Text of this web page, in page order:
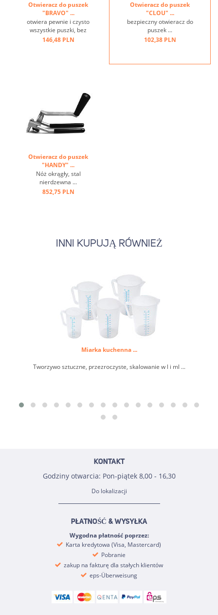
Otwieracz do puszek
"BRAVO" ...
otwiera pewnie i czysto
wszystkie puszki, bez
ostrych kantów ...
146,48 PLN
Otwieracz do puszek
"CLOU" ...
bezpieczny otwieracz do
puszek ...
102,38 PLN
Otwieracz do puszek
"HANDY" ...
Nóż okrągły, stal
nierdzewna ...
852,75 PLN
INNI KUPUJĄ RÓWNIEŻ
Miarka kuchenna ...
Tworzywo sztuczne, przezroczyste, skalowanie w l i ml ...
KONTAKT
Godziny otwarcia: Pon-piątek 8,00 - 16,30
Do lokalizacji
PŁATNOŚĆ & WYSYŁKA
Wygodna płatność poprzez:
Karta kredytowa (Visa, Mastercard)
Pobranie
zakup na fakturę dla stałych klientów
eps-Überweisung